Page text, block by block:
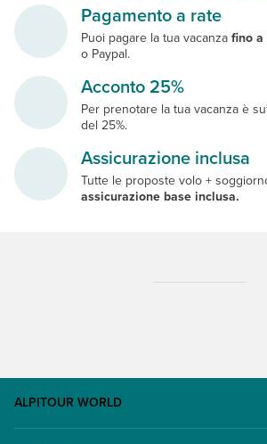
Pagamento a rate
Puoi pagare la tua vacanzafino
o Paypal.
Acconto 25%
Per prenotare la tua vacanza è
del 25%.
Assicurazione inclusa
Tutte le proposte volo +
assicurazione base inclusa.
ALPITOUR WORLD
AWARD